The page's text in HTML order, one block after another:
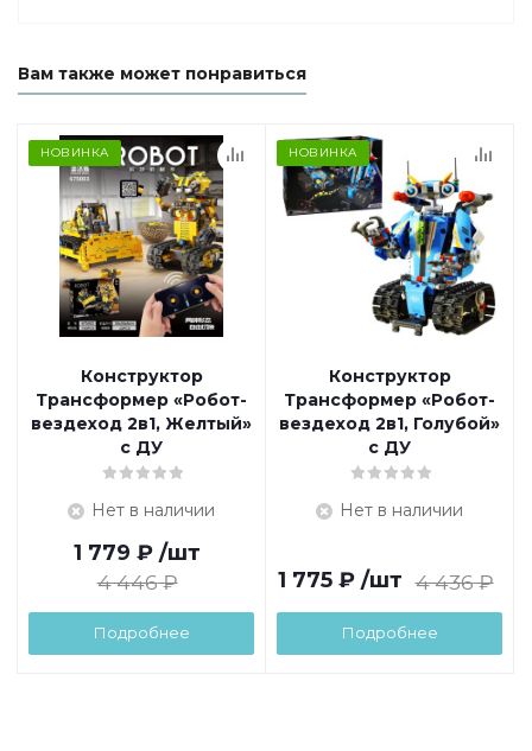
Вам также может понравиться
НОВИНКА
Конструктор
Трансформер «Робот-
вездеход 2в1, Желтый»
с ДУ
Нет в наличии
1 779 ₽ /шт
4 446₽
Подробнее
НОВИНКА
Конструктор
Трансформер «Робот-
вездеход 2в1, Голубой»
с ДУ
Нет в наличии
1 775₽ /шт 4 436₽
Подробнее